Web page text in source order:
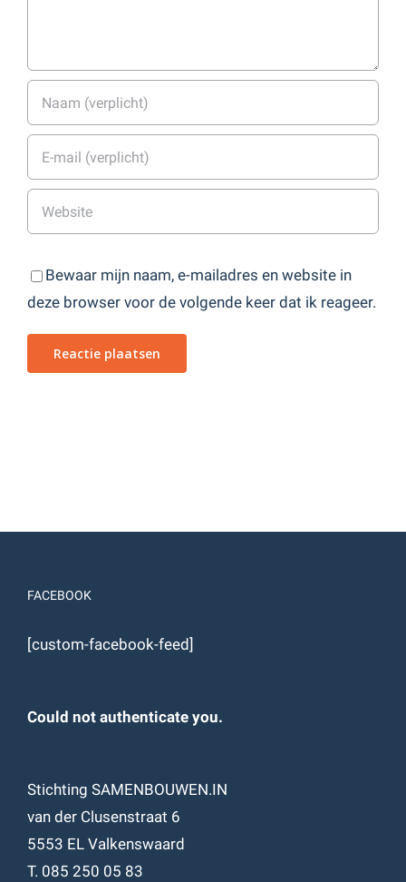
Bewaar mijn naam, e-mailadres en website in
deze browser voor de volgende keer dat ik reageer.
FACEBOOK
[custom-facebook-feed]
Could not authenticate you.
Stichting SAMENBOUWEN.IN
van der Clusenstraat 6
5553 EL Valkenswaard
T. 085 250 05 83